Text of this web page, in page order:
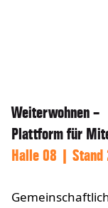
Weiterwohnen –
Plattform für
Halle 08 | Stand